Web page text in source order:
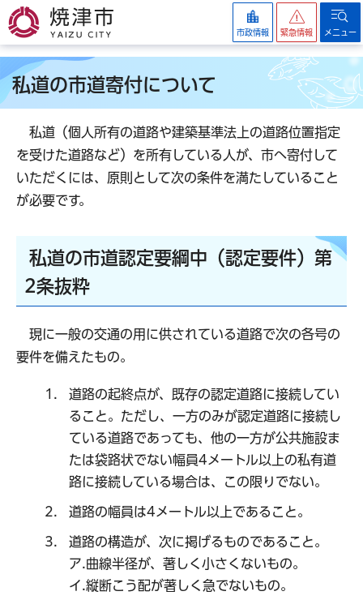
焼津市
市政情報 緊急情報 メニュー
私道の市道寄付について
私道（個人所有の道路や建築基準法上の道路位置指定
を受けた道路など）を所有している人が、市へ寄付して
いただくには、原則として次の条件を満たしていること
が必要です。
私道の市道認定要綱中（認定要件）第
2条抜粋
現に一般の交通の用に供されている道路で次の各号の
要件を備えたもの。
道路の起終点が、既存の認定道路に接続してい
ること。ただし、一方のみが認定道路に接続し
ている道路であっても、他の一方が公共施設ま
たは袋路状でない幅員4メートル以上の私有道
路に接続している場合は、この限りでない。
道路の幅員は4メートル以上であること。
道路の構造が、次に掲げるものであること。
ア.曲線半径が、著しく小さくないもの。
イ.縦断こう配が著しく急でないもの。